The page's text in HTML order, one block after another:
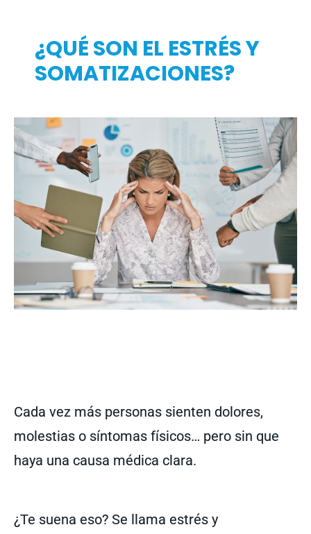
¿QUÉ SON EL ESTRÉS Y
SOMATIZACIONES?
Cada vez más personas sienten dolores,
molestias o síntomas físicos… pero sin que
haya una causa médica clara.
¿Te suena eso? Se llama estrés y